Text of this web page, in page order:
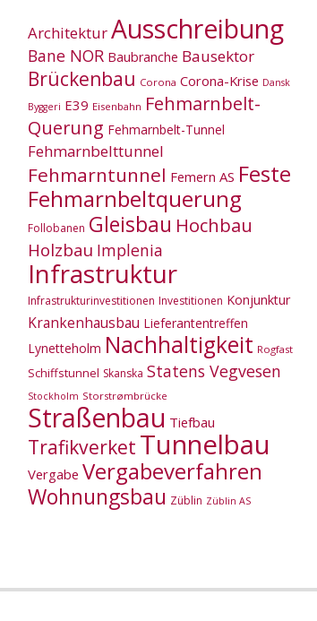
ArchitekturAusschreibung
Bane NOR Baubranche Bausektor
Brückenbau Corona Corona-Krise Dansk
Byggeri E39 Eisenbahn Fehmarnbelt-
Querung Fehmarnbelt-Tunnel
Fehmarnbelttunnel
Fehmarntunnel Femern AS Feste
Fehmarnbeltquerung
Follobanen Gleisbau Hochbau
Holzbau Implenia
Infrastruktur
Infrastrukturinvestitionen Investitionen Konjunktur
Krankenhausbau Lieferantentreffen
Lynetteholm Nachhaltigkeit Rogfast
Schiffstunnel Skanska Statens Vegvesen
Stockholm Storstrømbrücke
Straßenbau Tiefbau
Trafikverket Tunnelbau
Vergabe Vergabeverfahren
Wohnungsbau Züblin Züblin AS